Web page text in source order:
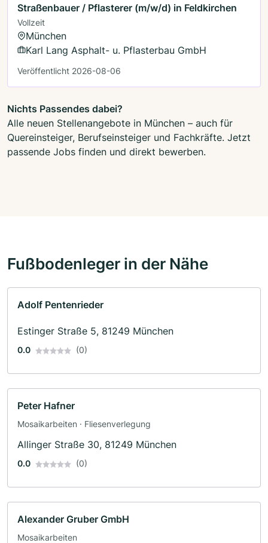
Straßenbauer / Pflasterer (m/w/d) in Feldkirchen
Vollzeit
München
Karl Lang Asphalt- u. Pflasterbau GmbH
Veröffentlicht 2026-08-06
Nichts Passendes dabei?
Alle neuen Stellenangebote in München – auch für
Quereinsteiger, Berufseinsteiger und Fachkräfte. Jetzt
passende Jobs finden und direkt bewerben.
Fußbodenleger in der Nähe
Adolf Pentenrieder
Estinger Straße 5, 81249 München
0.0 (0)
Peter Hafner
Mosaikarbeiten · Fliesenverlegung
Allinger Straße 30, 81249 München
0.0 (0)
Alexander Gruber GmbH
Mosaikarbeiten